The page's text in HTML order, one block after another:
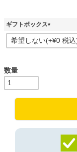
ギフトボックス
(
必